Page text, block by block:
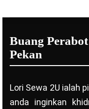
Buang
Pekan
Lori Sewa 2U ialah
anda inginkan